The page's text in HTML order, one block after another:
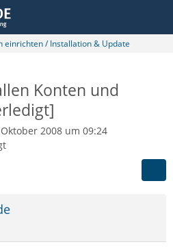
einrichten / Installation & Update
Konten und
2008 um 09:24